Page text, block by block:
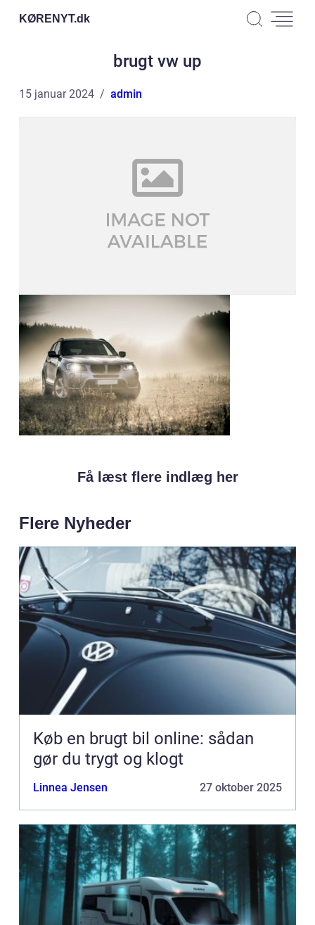
KØRENYT.dk
brugt vw up
15 januar 2024 admin
Få læst flere indlæg her
Flere Nyheder
Køb en brugt bil online: sådan
gør du trygt og klogt
Linnea Jensen 27 oktober 2025